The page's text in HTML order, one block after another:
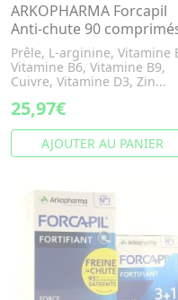
ARKOPHARMA Forcapil
Anti-chute 90
Prêle, L-arginine, Vitamine
Vitamine B6, Vitamine B9,
Cuivre, Vitamine D3, Zin...
25,97€
AJOUTER AU PANIER